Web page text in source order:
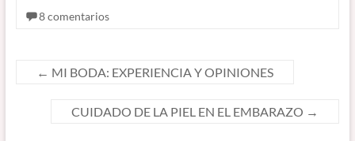
8 comentarios
← MI BODA: EXPERIENCIA Y OPINIONES
CUIDADO DE LA PIEL EN EL EMBARAZO →